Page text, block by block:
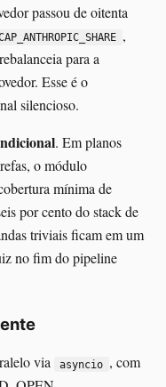
passou de oitenta
,
para a
Esse é o
silencioso.
. Em planos
o módulo
mínima de
por cento do stack de
triviais ficam em um
no fim do pipeline
via asyncio , com